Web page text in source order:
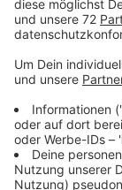
Anzeige
Da die Kinos
geschlossen
Coesfeld
Über 2000
großer Erfolg.